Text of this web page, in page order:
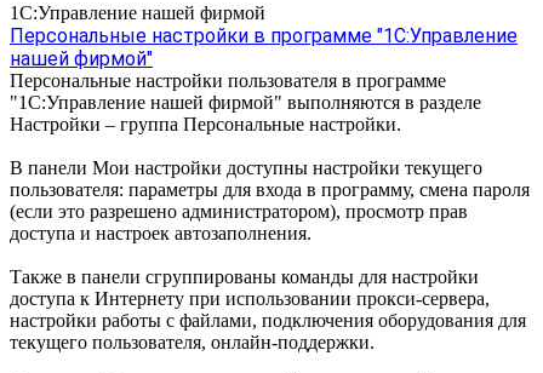
1С:Управление нашей фирмой
Персональные настройки в программе "1С:Управление
нашей фирмой"
Персональные настройки пользователя в программе
"1С:Управление нашей фирмой" выполняются в разделе
Настройки – группа Персональные настройки.
В панели Мои настройки доступны настройки текущего
пользователя: параметры для входа в программу, смена пароля
(если это разрешено администратором), просмотр прав
доступа и настроек автозаполнения.
Также в панели сгруппированы команды для настройки
доступа к Интернету при использовании прокси-сервера,
настройки работы с файлами, подключения оборудования для
текущего пользователя, онлайн-поддержки.